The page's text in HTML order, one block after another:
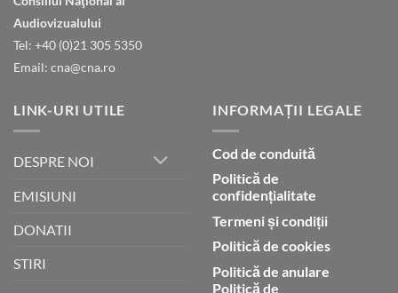
Audiovizualului
Tel: +40 (0)21 305 5350
Email: cna@cna.ro
LINK-URI UTILE
DESPRE NOI
EMISIUNI
DONATII
STIRI
INFORMAȚII LEGALE
Cod de conduită
Politică de
confidențialitate
Termeni și condiții
Politică de cookies
Politică de anulare
Politică de